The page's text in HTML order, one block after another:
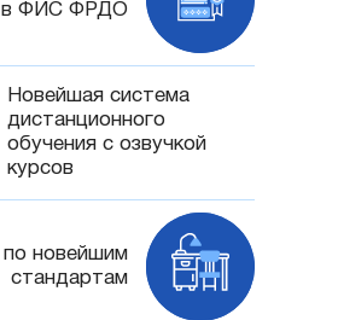
в ФИС ФРДО
Новейшая система
дистанционного
обучения с озвучкой
курсов
новейшим
стандартам